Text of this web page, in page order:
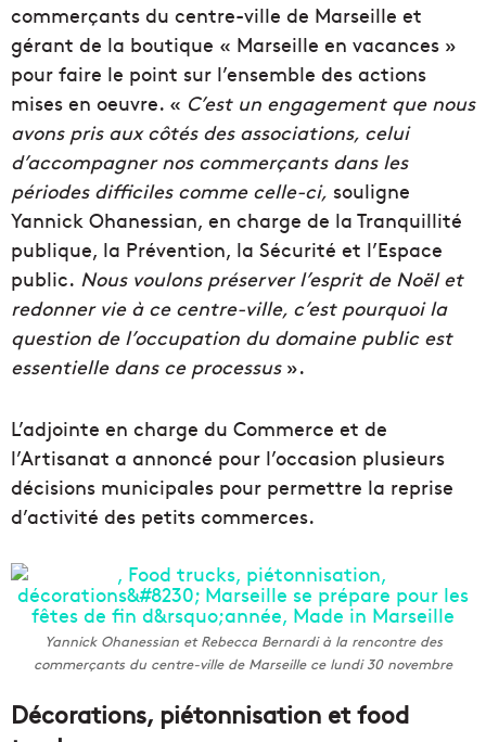
commerçants du centre-ville de Marseille et
gérant de la boutique « Marseille en vacances »
pour faire le point sur l’ensemble des actions
mises en oeuvre. « C’est un engagement que nous
avons pris aux côtés des associations, celui
d’accompagner nos commerçants dans les
périodes difficiles comme celle-ci, souligne
Yannick Ohanessian, en charge de la Tranquillité
publique, la Prévention, la Sécurité et l’Espace
public. Nous voulons préserver l’esprit de Noël et
redonner vie à ce centre-ville, c’est pourquoi la
question de l’occupation du domaine public est
essentielle dans ce processus».
L’adjointe en charge du Commerce et de
l’Artisanat a annoncé pour l’occasion plusieurs
décisions municipales pour permettre la reprise
d’activité des petits commerces.
Yannick Ohanessian et Rebecca Bernardi à la rencontre des
commerçants du centre-ville de Marseille ce lundi 30 novembre
Décorations, piétonnisation et food